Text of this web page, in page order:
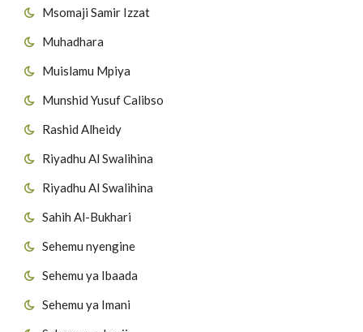
Msomaji Samir Izzat
Muhadhara
Muislamu Mpiya
Munshid Yusuf Calibso
Rashid Alheidy
Riyadhu Al Swalihina
Riyadhu Al Swalihina
Sahih Al-Bukhari
Sehemu nyengine
Sehemu ya Ibaada
Sehemu ya Imani